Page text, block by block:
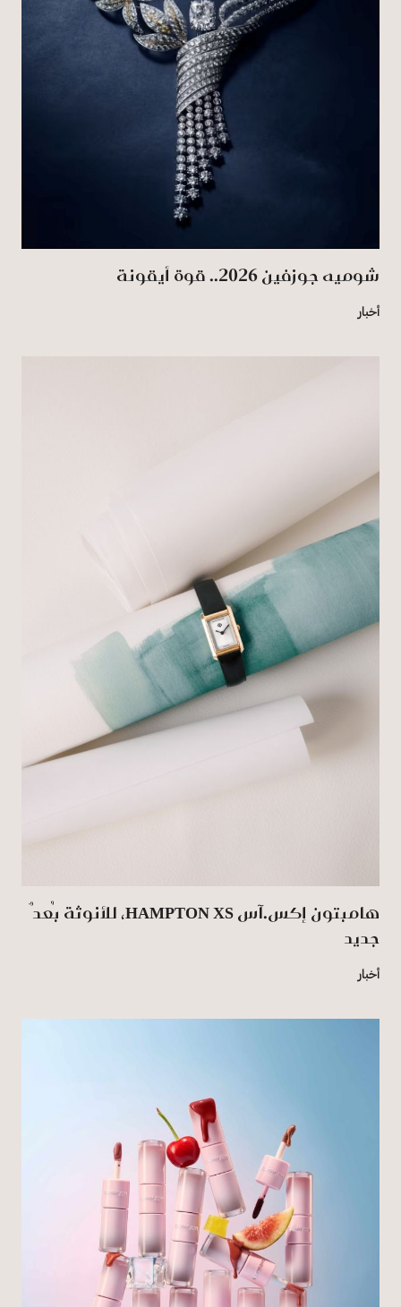
شوميه جوزفين 2026.. قوة أيقونة
أخبار
هامبتون إكس.آس HAMPTON XS، للأنوثة بُعدٌ
جديد
أخبار